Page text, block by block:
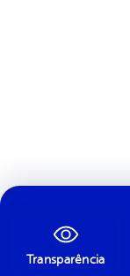
Transparência